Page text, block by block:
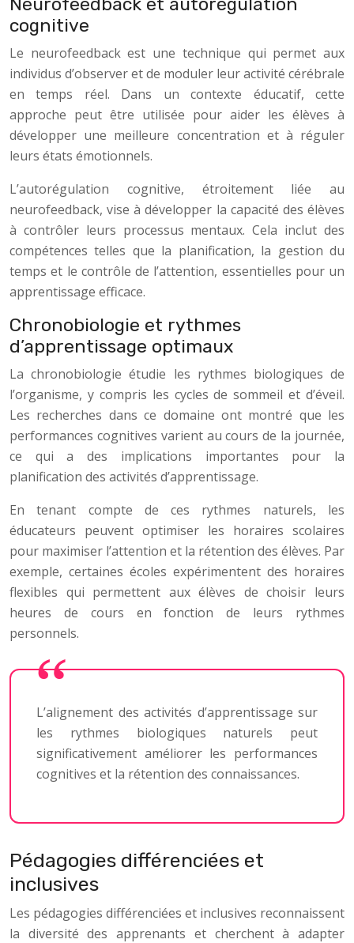
cognitive
Le neurofeedback est une technique qui permet aux
individus d’observer et de moduler leur activité cérébrale
en temps réel. Dans un contexte éducatif, cette
approche peut être utilisée pour aider les élèves à
développer une meilleure concentration et à réguler
leurs états émotionnels.
L’autorégulation cognitive, étroitement liée au
neurofeedback, vise à développer la capacité des élèves
à contrôler leurs processus mentaux. Cela inclut des
compétences telles que la planification, la gestion du
temps et le contrôle de l’attention, essentielles pour un
apprentissage efficace.
Chronobiologie et rythmes
d’apprentissage optimaux
La chronobiologie étudie les rythmes biologiques de
l’organisme, y compris les cycles de sommeil et d’éveil.
Les recherches dans ce domaine ont montré que les
performances cognitives varient au cours de la journée,
ce qui a des implications importantes pour la
planification des activités d’apprentissage.
En tenant compte de ces rythmes naturels, les
éducateurs peuvent optimiser les horaires scolaires
pour maximiser l’attention et la rétention des élèves. Par
exemple, certaines écoles expérimentent des horaires
flexibles qui permettent aux élèves de choisir leurs
heures de cours en fonction de leurs rythmes
personnels.
L’alignement des activités d’apprentissage sur
les rythmes biologiques naturels peut
significativement améliorer les performances
cognitives et la rétention des connaissances.
Pédagogies différenciées et
inclusives
Les pédagogies différenciées et inclusives reconnaissent
la diversité des apprenants et cherchent à adapter